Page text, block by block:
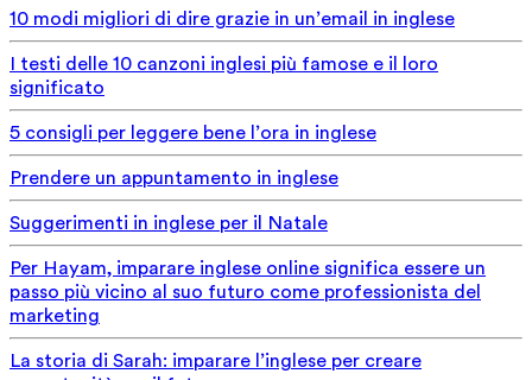
10 modi migliori di dire grazie in un’email in inglese
I testi delle 10 canzoni inglesi più famose e il loro
significato
5 consigli per leggere bene l’ora in inglese
Prendere un appuntamento in inglese
Suggerimenti in inglese per il Natale
Per Hayam, imparare inglese online significa essere un
passo più vicino al suo futuro come professionista del
marketing
La storia di Sarah: imparare l’inglese per creare